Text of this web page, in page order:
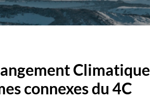
Climatique
connexes du 4C